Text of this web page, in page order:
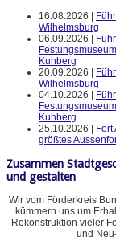
16.08.2026 |
Wilhelmsburg
06.09.2026 |
Kuhberg
20.09.2026 |
Wilhelmsburg
04.10.2026 |
Kuhberg
25.10.2026 |
größtes
Zusammen
und gestalten
Wir vom Förderkreis
kümmern uns um
Rekonstruktion vieler
und